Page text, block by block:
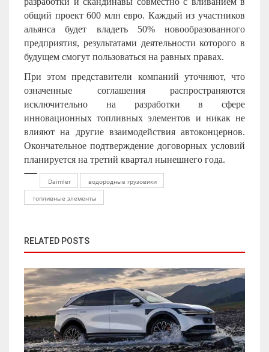
общий проект 600 млн евро. Каждый из участников
альянса будет владеть 50% новообразованного
предприятия, результатами деятельности которого в
будущем смогут пользоваться на равных правах.
При этом представители компаний уточняют, что
означенные соглашения распространяются
исключительно на разработки в сфере
инновационных топливных элементов и никак не
влияют на другие взаимодействия автоконцернов.
Окончательное подтверждение договорных условий
планируется на третий квартал нынешнего года.
Daimler
водородные грузовики
топливные элементы
RELATED POSTS